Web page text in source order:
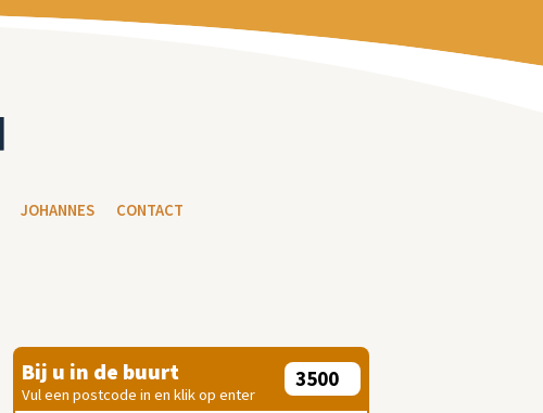
JOHANNES CONTACT
Bij u in de buurt
Vul een postcode in en klik op enter